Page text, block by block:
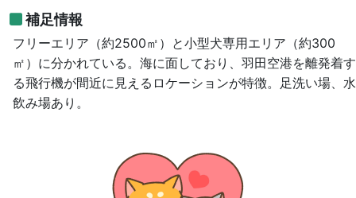
補足情報
フリーエリア（約2500㎡）と小型犬専用エリア（約300
㎡）に分かれている。海に面しており、羽田空港を離発着す
る飛行機が間近に見えるロケーションが特徴。足洗い場、水
飲み場あり。